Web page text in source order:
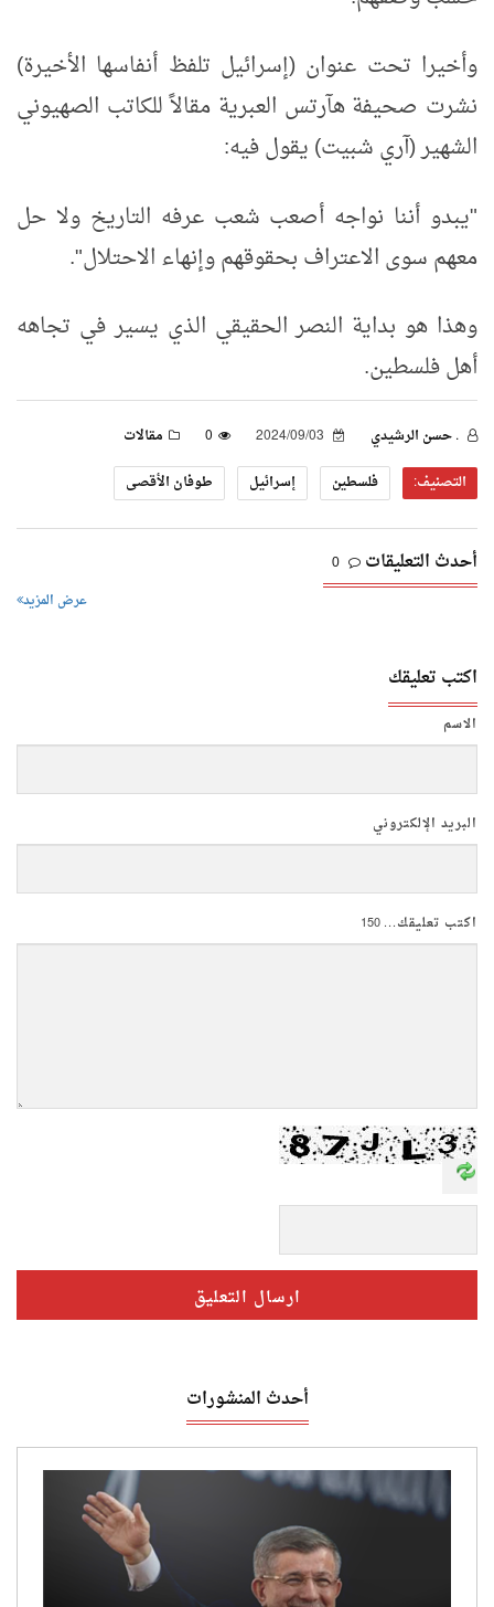
وأخيرا تحت عنوان (إسرائيل تلفظ أنفاسها الأخيرة)
نشرت صحيفة هآرتس العبرية مقالاً للكاتب الصهيوني
الشهير (آري شبيت) يقول فيه:
"يبدو أننا نواجه أصعب شعب عرفه التاريخ ولا حل
معهم سوى الاعتراف بحقوقهم وإنهاء الاحتلال".
وهذا هو بداية النصر الحقيقي الذي يسير في تجاهه
أهل فلسطين.
. حسن الرشيدي 0
مقالات
التصنيف:
فلسطين إسرائيل طوفان الأقصى
أحدث التعليقات 0
عرض المزيد
اكتب تعليقك
الاسم
البريد الإلكتروني
اكتب تعليقك...150
أحدث المنشورات